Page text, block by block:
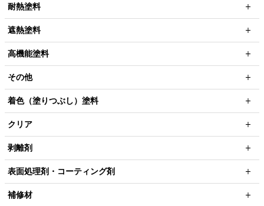
耐熱塗料
遮熱塗料
高機能塗料
その他
着色（塗りつぶし）塗料
クリア
剥離剤
表面処理剤・コーティング剤
補修材